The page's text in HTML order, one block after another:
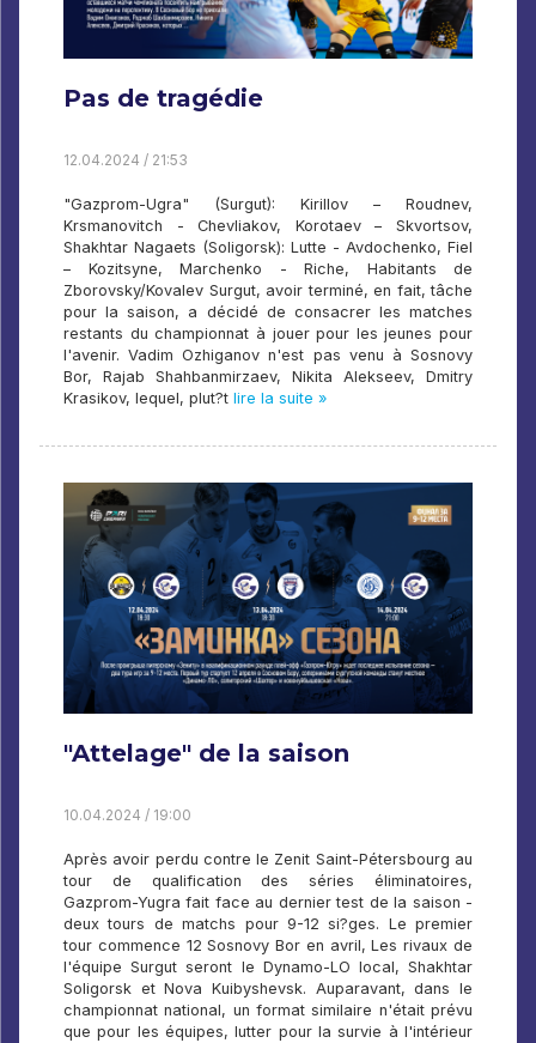
Pas de tragédie
12.04.2024 / 21:53
"Gazprom-Ugra" (Surgut): Kirillov – Roudnev,
Krsmanovitch - Chevliakov, Korotaev – Skvortsov,
Shakhtar Nagaets (Soligorsk): Lutte - Avdochenko, Fiel
– Kozitsyne, Marchenko - Riche, Habitants de
Zborovsky/Kovalev Surgut, avoir terminé, en fait, tâche
pour la saison, a décidé de consacrer les matches
restants du championnat à jouer pour les jeunes pour
l'avenir. Vadim Ozhiganov n'est pas venu à Sosnovy
Bor, Rajab Shahbanmirzaev, Nikita Alekseev, Dmitry
Krasikov, lequel, plut?t lire la suite »
"Attelage" de la saison
10.04.2024 / 19:00
Après avoir perdu contre le Zenit Saint-Pétersbourg au
tour de qualification des séries éliminatoires,
Gazprom-Yugra fait face au dernier test de la saison -
deux tours de matchs pour 9-12 si?ges. Le premier
tour commence 12 Sosnovy Bor en avril, Les rivaux de
l'équipe Surgut seront le Dynamo-LO local, Shakhtar
Soligorsk et Nova Kuibyshevsk. Auparavant, dans le
championnat national, un format similaire n'était prévu
que pour les équipes, lutter pour la survie à l'intérieur